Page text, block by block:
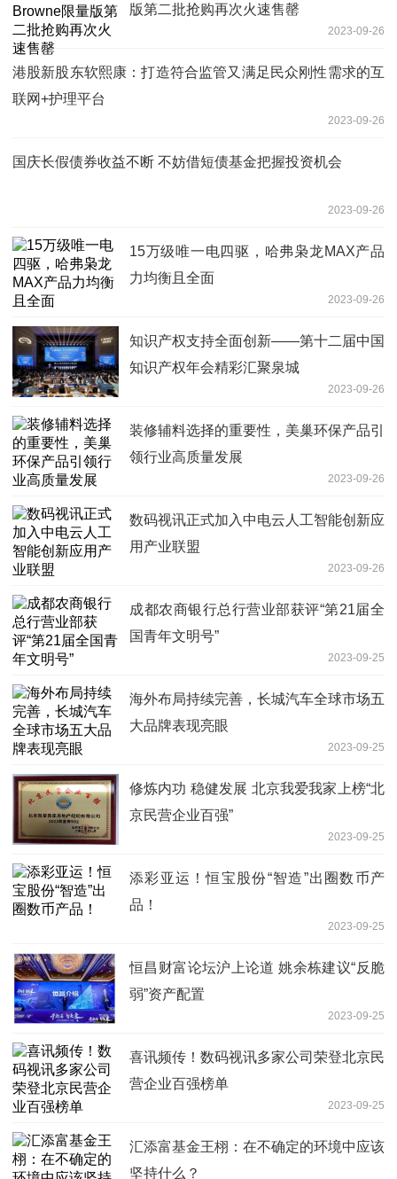
版第二批抢购再次火速售罄
2023-09-26
港股新股东软熙康：打造符合监管又满足民众刚性需求的互
联网+护理平台
2023-09-26
国庆长假债券收益不断 不妨借短债基金把握投资机会
2023-09-26
15万级唯一电四驱，哈弗枭龙MAX产品
力均衡且全面
2023-09-26
知识产权支持全面创新——第十二届中国
知识产权年会精彩汇聚泉城
2023-09-26
装修辅料选择的重要性，美巢环保产品引
领行业高质量发展
2023-09-26
数码视讯正式加入中电云人工智能创新应
用产业联盟
2023-09-26
成都农商银行总行营业部获评“第21届全
国青年文明号”
2023-09-25
海外布局持续完善，长城汽车全球市场五
大品牌表现亮眼
2023-09-25
修炼内功 稳健发展 北京我爱我家上榜“北
京民营企业百强”
2023-09-25
添彩亚运！恒宝股份“智造”出圈数币产
品！
2023-09-25
恒昌财富论坛沪上论道 姚余栋建议“反脆
弱”资产配置
2023-09-25
喜讯频传！数码视讯多家公司荣登北京民
营企业百强榜单
2023-09-25
汇添富基金王栩：在不确定的环境中应该
坚持什么？